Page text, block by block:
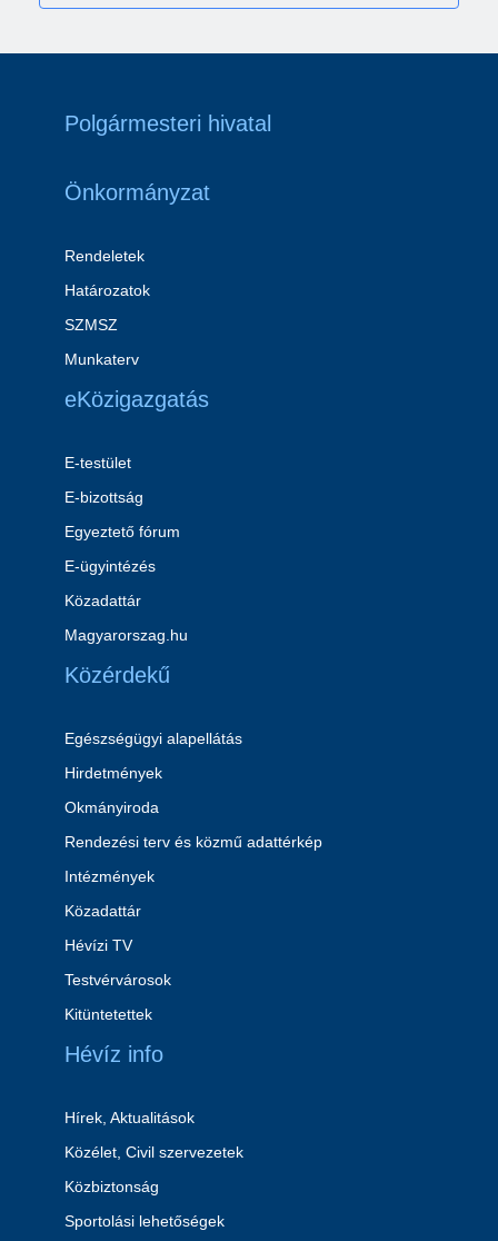
Polgármesteri hivatal
Önkormányzat
Rendeletek
Határozatok
SZMSZ
Munkaterv
eKözigazgatás
E-testület
E-bizottság
Egyeztető fórum
E-ügyintézés
Közadattár
Magyarorszag.hu
Közérdekű
Egészségügyi alapellátás
Hirdetmények
Okmányiroda
Rendezési terv és közmű adattérkép
Intézmények
Közadattár
Hévízi TV
Testvérvárosok
Kitüntetettek
Hévíz info
Hírek, Aktualitások
Közélet, Civil szervezetek
Közbiztonság
Sportolási lehetőségek